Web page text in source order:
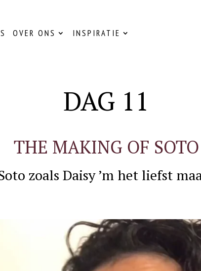
OVER ONS INSPIRATIE
DAG 11
THE MAKING OF SOTO
zoals Daisy ’m het liefst